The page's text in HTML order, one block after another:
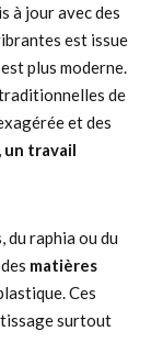
à jour avec des
est issue
plus moderne.
de
et des
un travail
raphia ou du
matières
Ces
surtout